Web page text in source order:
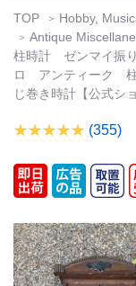
TOP Hobby,
Antique
柱時計 ゼンマイ振
ロ アンティーク
じ巻き時計【公式シ
(355)